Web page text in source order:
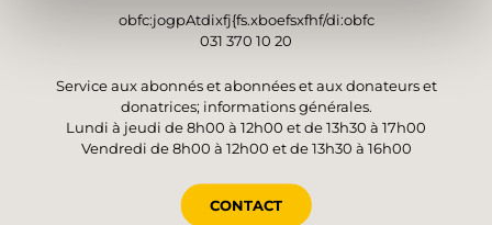
obfc:jogpAtdixfj{fs.xboefsxfhf/di:obfc
031 370 10 20
Service aux abonnés et abonnées et aux donateurs et
donatrices; informations générales.
Lundi à jeudi de 8h00 à 12h00 et de 13h30 à 17h00
Vendredi de 8h00 à 12h00 et de 13h30 à 16h00
CONTACT